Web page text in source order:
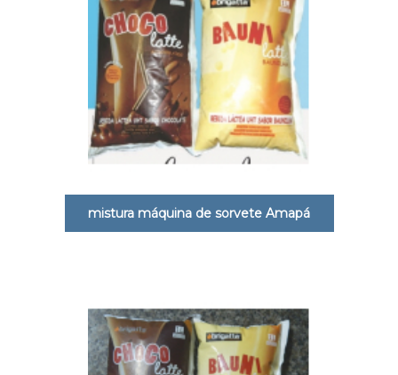
mistura máquina de sorvete Amapá